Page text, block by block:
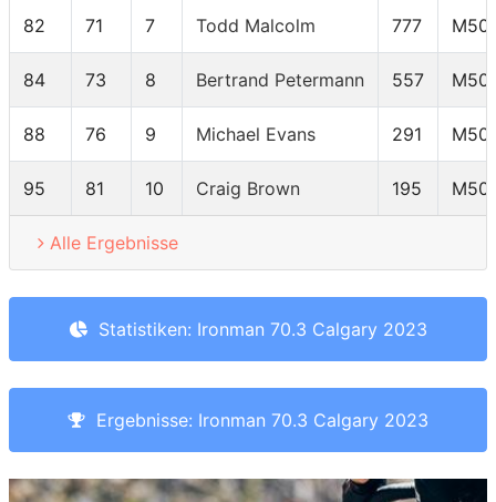
82 71 7 Todd Malcolm 777
84 73 8 Bertrand Petermann 557
88 76 9 Michael Evans 291
95 81 10 Craig Brown 195
Alle Ergebnisse
Statistiken: Ironman 70.3 Calgary 2023
Ergebnisse: Ironman 70.3 Calgary 2023